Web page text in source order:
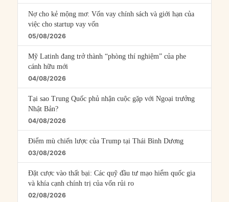
Nợ cho kẻ mộng mơ: Vốn vay chính sách và giới hạn của
việc cho startup vay vốn
05/08/2026
Mỹ Latinh đang trở thành “phòng thí nghiệm” của phe
cánh hữu mới
04/08/2026
Tại sao Trung Quốc phủ nhận cuộc gặp với Ngoại trưởng
Nhật Bản?
04/08/2026
Điểm mù chiến lược của Trump tại Thái Bình Dương
03/08/2026
Đặt cược vào thất bại: Các quỹ đầu tư mạo hiểm quốc gia
và khía cạnh chính trị của vốn rủi ro
02/08/2026